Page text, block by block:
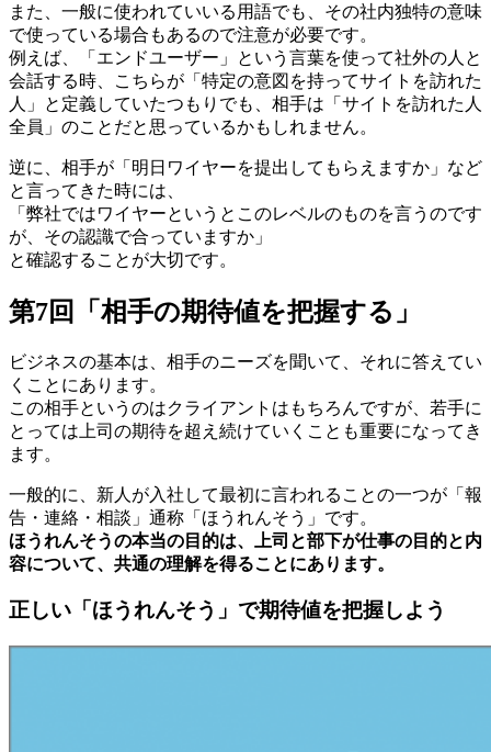
また、一般に使われていいる用語でも、その社内独特の意味
で使っている場合もあるので注意が必要です。
例えば、「エンドユーザー」という言葉を使って社外の人と
会話する時、こちらが「特定の意図を持ってサイトを訪れた
人」と定義していたつもりでも、相手は「サイトを訪れた人
全員」のことだと思っているかもしれません。
逆に、相手が「明日ワイヤーを提出してもらえますか」など
と言ってきた時には、
「弊社ではワイヤーというとこのレベルのものを言うのです
が、その認識で合っていますか」
と確認することが大切です。
第7回「相手の期待値を把握する」
ビジネスの基本は、相手のニーズを聞いて、それに答えてい
くことにあります。
この相手というのはクライアントはもちろんですが、若手に
とっては上司の期待を超え続けていくことも重要になってき
ます。
一般的に、新人が入社して最初に言われることの一つが「報
告・連絡・相談」通称「ほうれんそう」です。
ほうれんそうの本当の目的は、上司と部下が仕事の目的と内
容について、共通の理解を得ることにあります。
正しい「ほうれんそう」で期待値を把握しよう